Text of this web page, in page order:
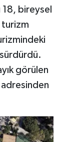
18, bireysel
turizm
görülen